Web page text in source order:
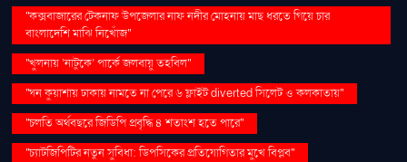
''কক্সবাজারের টেকনাফ উপজেলার নাফ নদীর মোহনায় মাছ ধরতে গিয়ে চার
বাংলাদেশি মাঝি নিখোঁজ''
''খুলনায় ‘নাটুকে’ পার্কে জলবায়ু তহবিল''
''ঘন কুয়াশায় ঢাকায় নামতে না পেরে ৬ ফ্লাইট diverted সিলেট ও কলকাতায়''
''চলতি অর্থবছরে জিডিপি প্রবৃদ্ধি ৪ শতাংশ হতে পারে''
''চ্যাটজিপিটির নতুন সুবিধা: ডিপসিকের প্রতিযোগিতার মুখে বিপ্লব''